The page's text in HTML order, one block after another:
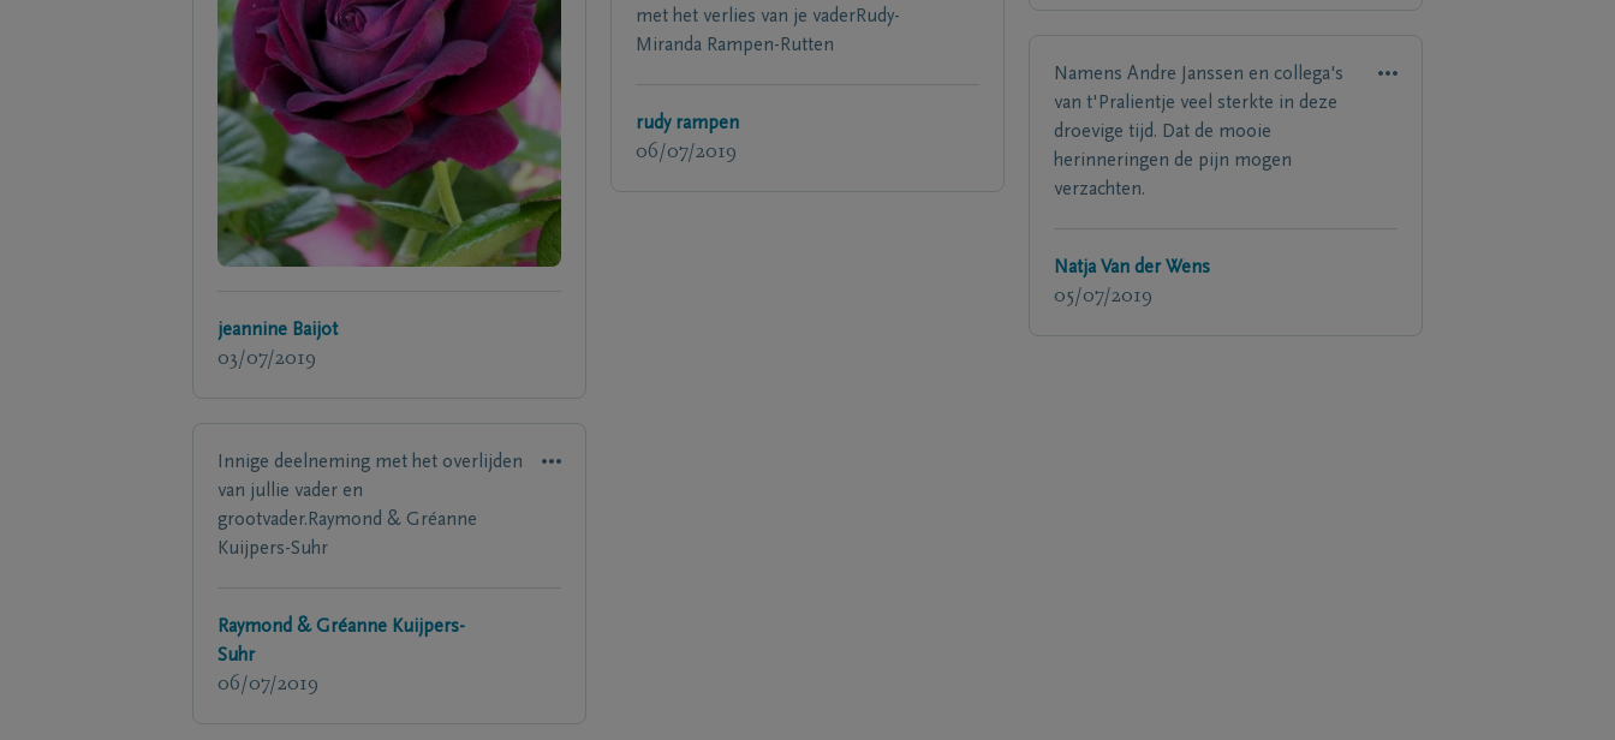
jeannine Baijot
03/07/2019
Innige deelneming met het overlijden
van jullie vader en
grootvader.Raymond & Gréanne
Kuijpers-Suhr
Raymond & Gréanne Kuijpers-
Suhr
06/07/2019
met het verlies van je vaderRudy-
Miranda Rampen-Rutten
rudy rampen
06/07/2019
Namens Andre Janssen en collega's
van t'Pralientje veel sterkte in deze
droevige tijd. Dat de mooie
herinneringen de pijn mogen
verzachten.
Natja Van der Wens
05/07/2019